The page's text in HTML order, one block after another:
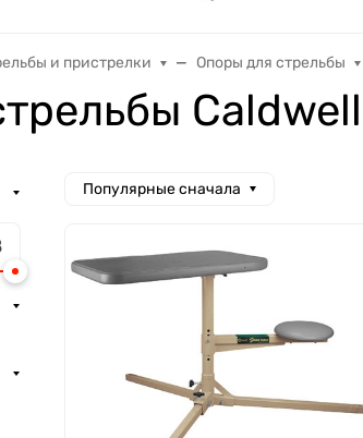
и пристрелки Опоры для стрельбы
Caldwell
Популярные сначала